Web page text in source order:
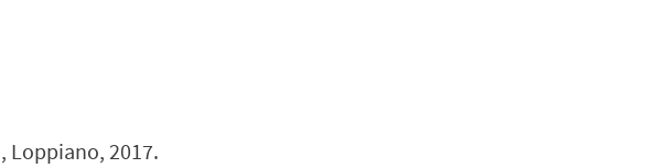
Loppiano, 2017.